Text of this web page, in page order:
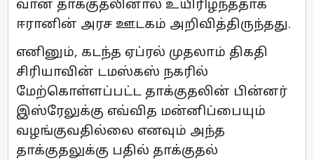
வான் தாக்குதலினால் உயிரிழந்ததாக
ஈரானின் அரச ஊடகம் அறிவித்திருந்தது.
எனினும், கடந்த ஏப்ரல் முதலாம் திகதி
சிரியாவின் டமஸ்கஸ் நகரில்
மேற்கொள்ளப்பட்ட தாக்குதலின் பின்னர்
இஸ்ரேலுக்கு எவ்வித மன்னிப்பையும்
வழங்குவதில்லை எனவும் அந்த
தாக்குதலுக்கு பதில் தாக்குதல்